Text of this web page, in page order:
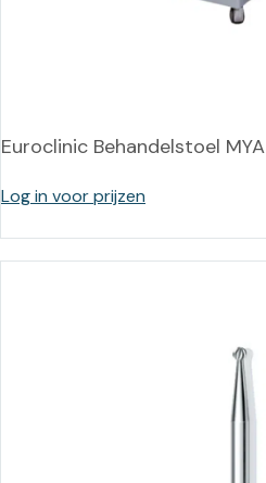
Euroclinic Behandelstoel MYA
Log in voor prijzen